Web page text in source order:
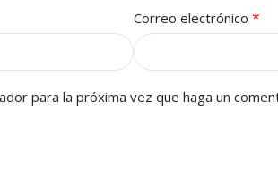
Correo electrónico *
para la próxima vez que haga un